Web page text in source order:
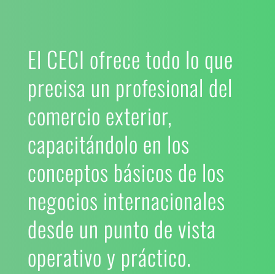
El CECI ofrece todo lo que
precisa un profesional del
comercio exterior,
capacitándolo en los
conceptos básicos de los
negocios internacionales
desde un punto de vista
operativo y práctico.